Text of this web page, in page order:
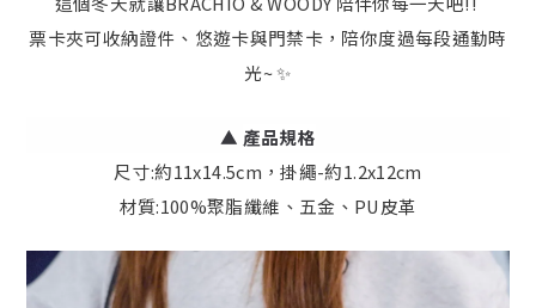
票卡夾可收納證件、悠遊卡與門禁卡，陪你度過每段通勤時
光~ ✨
▲ 產品規格
尺寸:約11x14.5cm，掛繩-約1.2x12cm
材質:100%聚脂纖維、五金、PU皮革